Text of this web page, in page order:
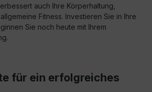
auch Ihre Körperhaltung,
Fitness. Investieren Sie in Ihre
Sie noch heute mit Ihrem
für ein erfolgreiches